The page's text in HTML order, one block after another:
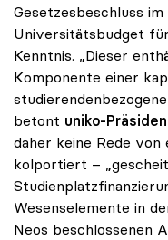
Gesetzesbeschluss
Universitätsbudget
Kenntnis. „Dieser
Komponente einer
betont uniko-
daher keine Rede
kolportiert –
Wesenselemente in
Neos beschlossenen